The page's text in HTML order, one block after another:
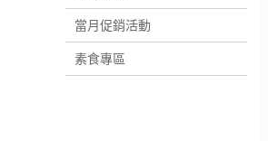
當月促銷活動
素食專區